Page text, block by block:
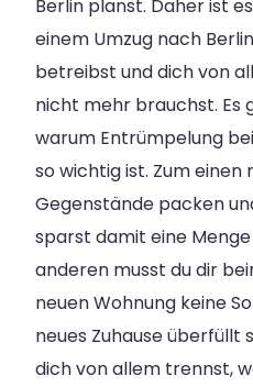
Berlin planst. Daher ist
einem Umzug nach
betreibst und dich von
nicht mehr brauchst. Es
warum Entrümpelung
so wichtig ist. Zum einen
Gegenstände packen
sparst damit eine Menge
anderen musst du dir
neuen Wohnung keine
neues Zuhause überfüllt
dich von allem trennst,